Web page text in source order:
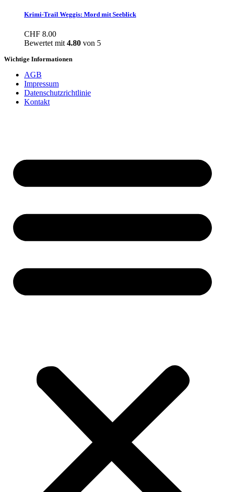
Krimi-Trail Weggis: Mord mit Seeblick
CHF 8.00
Bewertet mit 4.80 von 5
Wichtige Informationen
AGB
Impressum
Datenschutzrichtlinie
Kontakt